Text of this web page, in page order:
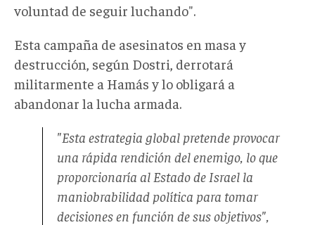
voluntad de seguir luchando".
Esta campaña de asesinatos en masa y
destrucción, según Dostri, derrotará
militarmente a Hamás y lo obligará a
abandonar la lucha armada.
"Esta estrategia global pretende provocar
una rápida rendición del enemigo, lo que
proporcionaría al Estado de Israel la
maniobrabilidad política para tomar
decisiones en función de sus objetivos",